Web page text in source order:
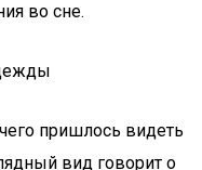
во сне.
пришлось видеть
вид говорит о